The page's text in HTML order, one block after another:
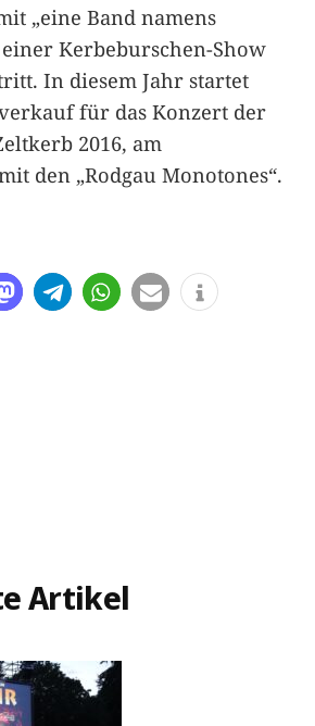
„eine Band namens
Kerbeburschen-Show
In diesem Jahr startet
für das Konzert der
2016, am
den „Rodgau Monotones“.
Artikel